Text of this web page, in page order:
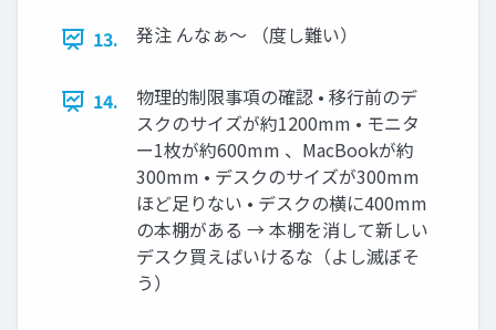
13. 発注 んなぁ〜 （度し難い）
14.
物理的制限事項の確認 • 移行前のデ
スクのサイズが約1200mm • モニタ
ー1枚が約600mm 、MacBookが約
300mm • デスクのサイズが300mm
ほど足りない • デスクの横に400mm
の本棚がある → 本棚を消して新しい
デスク買えばいけるな（よし滅ぼそ
う）